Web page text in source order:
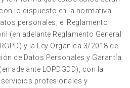
lo dispuesto en la normativa
personales, el Reglamento
(en adelante Reglamento General
y la Ley Orgánica 3/2018 de
de Datos Personales y Garantía
adelante LOPDGDD), con la
profesionales y